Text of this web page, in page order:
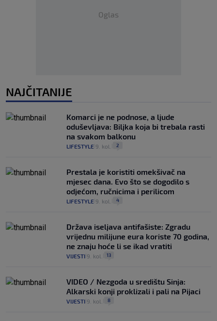
Oglas
NAJČITANIJE
Komarci je ne podnose, a ljude
oduševljava: Biljka koja bi trebala rasti
na svakom balkonu
LIFESTYLE 9. kol. 2
Prestala je koristiti omekšivač na
mjesec dana. Evo što se dogodilo s
odjećom, ručnicima i perilicom
LIFESTYLE 9. kol. 4
Država iseljava antifašiste: Zgradu
vrijednu milijune eura koriste 70 godina,
ne znaju hoće li se ikad vratiti
VIJESTI 9. kol. 13
VIDEO / Nezgoda u središtu Sinja:
Alkarski konji proklizali i pali na Pijaci
VIJESTI 9. kol. 8